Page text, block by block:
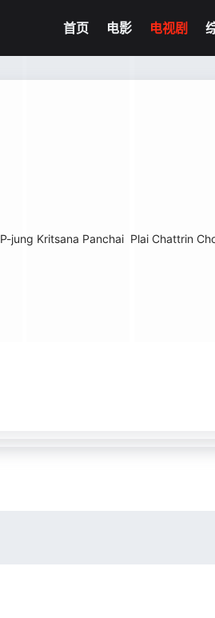
首页 电影 电视剧
P-jung Kritsana Panchai Plai Chattrin